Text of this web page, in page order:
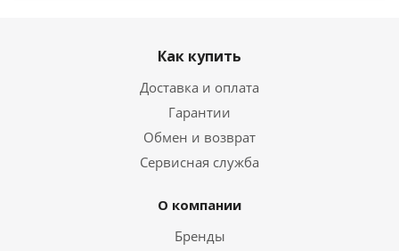
Как купить
Доставка и оплата
Гарантии
Обмен и возврат
Сервисная служба
О компании
Бренды